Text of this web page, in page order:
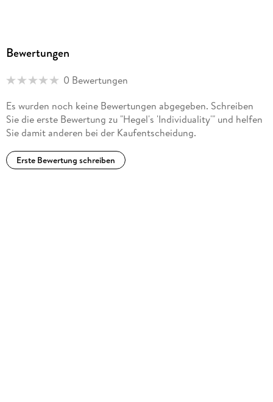
Bewertungen
0 Bewertungen
Es wurden noch keine Bewertungen abgegeben. Schreiben
Sie die erste Bewertung zu "Hegel's 'Individuality'" und helfen
Sie damit anderen bei der Kaufentscheidung.
Erste Bewertung schreiben